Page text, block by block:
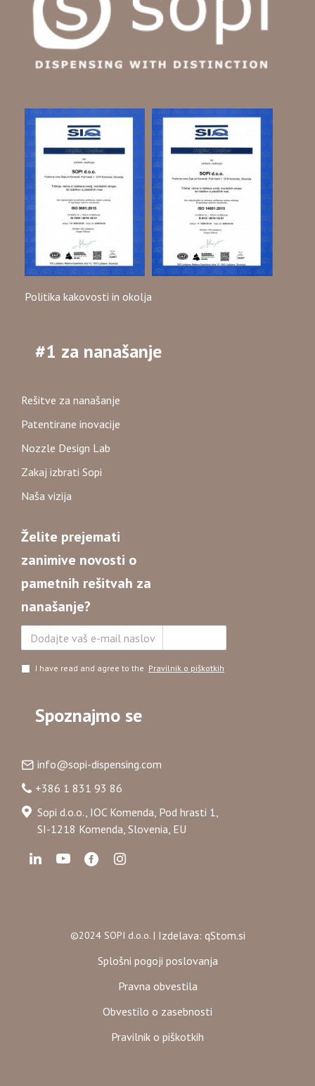
Politika kakovosti in okolja
#1 za nanašanje
Rešitve za nanašanje
Patentirane inovacije
Nozzle Design Lab
Zakaj izbrati Sopi
Naša vizija
Želite prejemati
zanimive novosti o
pametnih rešitvah za
nanašanje?
I have read and agree to the Pravilnik o piškotkih
Spoznajmo se
info@sopi-dispensing.com
+386 1 831 93 86
Sopi d.o.o., IOC Komenda, Pod hrasti 1,
SI-1218 Komenda, Slovenia, EU
©2024 SOPI d.o.o. | Izdelava: qStom.si
Splošni pogoji poslovanja
Pravna obvestila
Obvestilo o zasebnosti
Pravilnik o piškotkih